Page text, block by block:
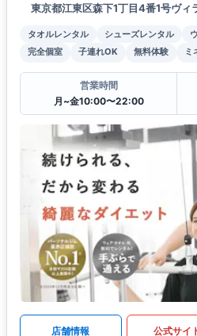
東京都江東区森下1丁目4番1号ヴィ
タオルレンタル シューズレンタル
完全個室
子連れOK 無料体験 ミ
営業時間
月~金10:00〜22:00
店舗情報 公式サイ